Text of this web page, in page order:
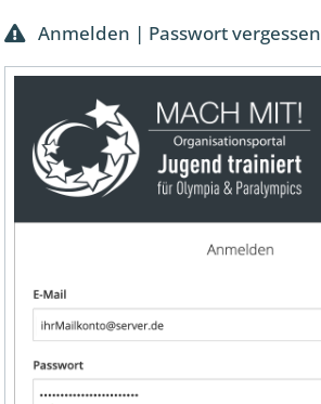
Anmelden | Passwort vergessen